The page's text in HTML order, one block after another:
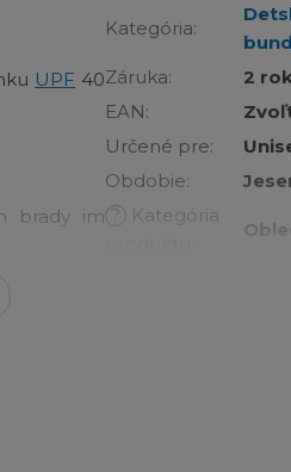
UPF 40
brady im
pevnej
Kategória:
Záruka:
2
EAN:
Určené pre:
Obdobie:
?
Kategória